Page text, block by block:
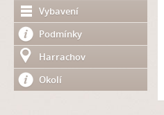
Vybavení
Podmínky
Harrachov
Okolí